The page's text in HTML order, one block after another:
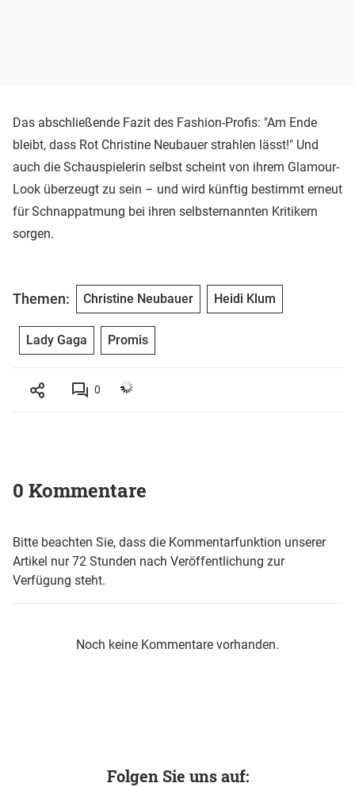
Das abschließende Fazit des Fashion-Profis: "Am Ende
bleibt, dass Rot Christine Neubauer strahlen lässt!" Und
auch die Schauspielerin selbst scheint von ihrem Glamour-
Look überzeugt zu sein – und wird künftig bestimmt erneut
für Schnappatmung bei ihren selbsternannten Kritikern
sorgen.
Themen: Christine Neubauer Heidi Klum
Lady Gaga Promis
0
0 Kommentare
Bitte beachten Sie, dass die Kommentarfunktion unserer
Artikel nur 72 Stunden nach Veröffentlichung zur
Verfügung steht.
Noch keine Kommentare vorhanden.
Folgen Sie uns auf: